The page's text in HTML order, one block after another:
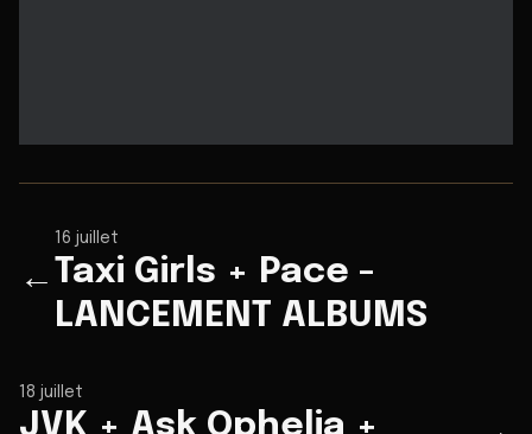
←
16 juillet
Taxi Girls + Pace -
LANCEMENT ALBUMS
18 juillet
JVK + Ask Ophelia +